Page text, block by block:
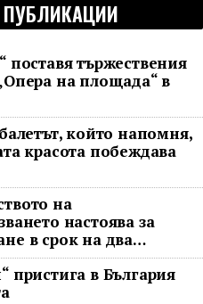
поставя тържествения
на площада“ в
който напомня,
красота побеждава
на
настоява за
в срок на два
проекта
пристига в България